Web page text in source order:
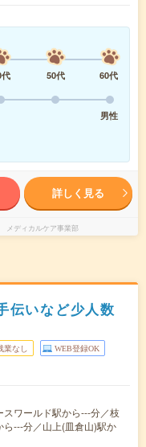
50代
60代
男性
詳しく見る
メディカルケア事業部
伝いなど少人数
業なし WEB登録OK
ワールド駅から---分／枝
---分／山上(皿倉山)駅か